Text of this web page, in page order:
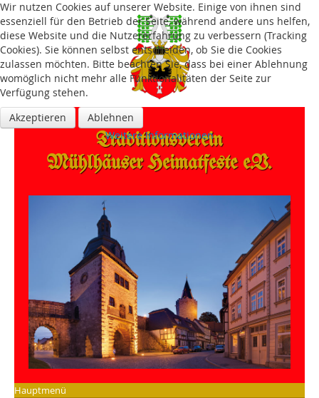
Traditions­verein
Mühlhäuser Heimatfeste e.V.
Hauptmenü
Wir nutzen Cookies auf unserer Website. Einige von ihnen sind
essenziell für den Betrieb der Seite, während andere uns helfen,
diese Website und die Nutzererfahrung zu verbessern (Tracking
Cookies). Sie können selbst entscheiden, ob Sie die Cookies
zulassen möchten. Bitte beachten Sie, dass bei einer Ablehnung
womöglich nicht mehr alle Funktionalitäten der Seite zur
Verfügung stehen.
Akzeptieren
Ablehnen
Weitere Informationen